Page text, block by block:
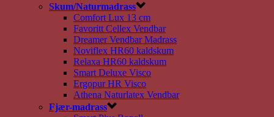
Skum/Naturmadrass
Comfort Lux 13 cm
Favoritt Cellex Vendbar
Dreamer Vendbar Madrass
Noviflex HR60 kaldskum
Relaxa HR60 kaldskum
Smart Deluxe Visco
Ergopur HR Visco
Athena Naturlatex Vendbar
Fjær-madrass